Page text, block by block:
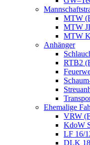
MTW
MTW
MTW
Anhänger
RTB2
Ehemalige
VRW
KdoW
LF 16/
DLK